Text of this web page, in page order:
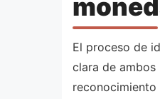
El proceso de
clara de